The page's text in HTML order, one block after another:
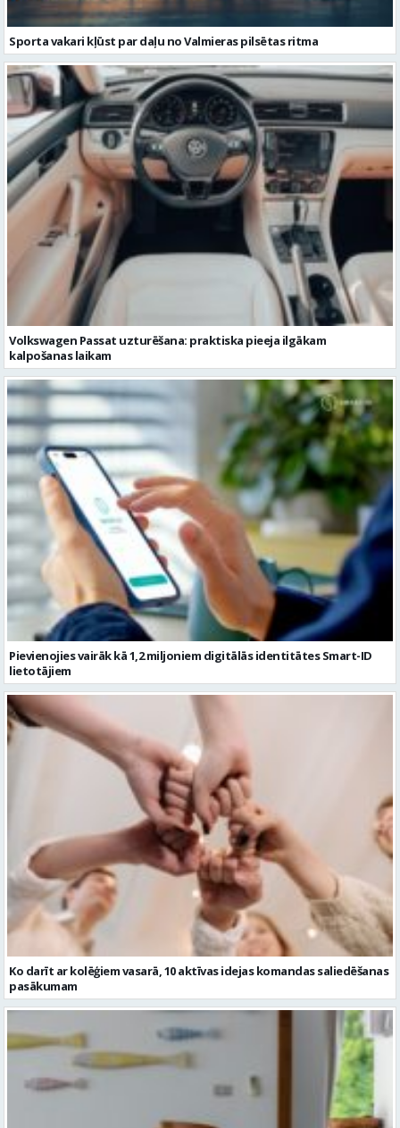
Sporta vakari kļūst par daļu no Valmieras pilsētas ritma
Volkswagen Passat uzturēšana: praktiska pieeja ilgākam
kalpošanas laikam
Pievienojies vairāk kā 1,2 miljoniem digitālās identitātes Smart-ID
lietotājiem
Ko darīt ar kolēģiem vasarā, 10 aktīvas idejas komandas saliedēšanas
pasākumam